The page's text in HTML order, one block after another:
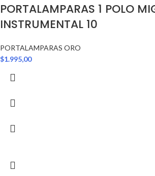
PORTALAMPARAS 1 POLO
INSTRUMENTAL 10
PORTALAMPARAS ORO
$1.995,00